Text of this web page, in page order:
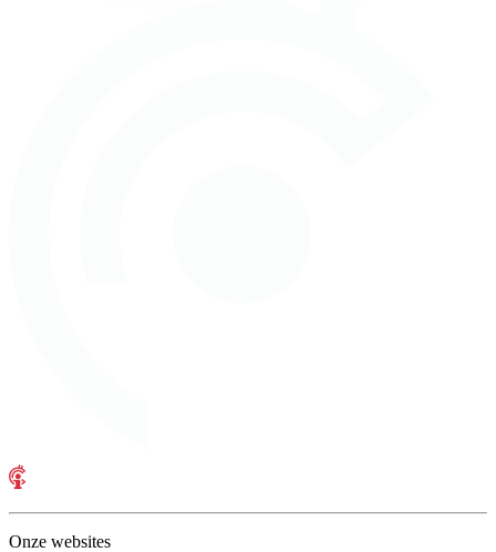
Onze websites